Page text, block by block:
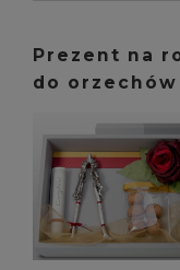
Prezent na
do orzechów